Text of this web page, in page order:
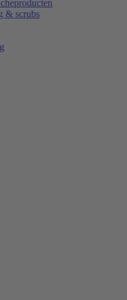
& scrubs